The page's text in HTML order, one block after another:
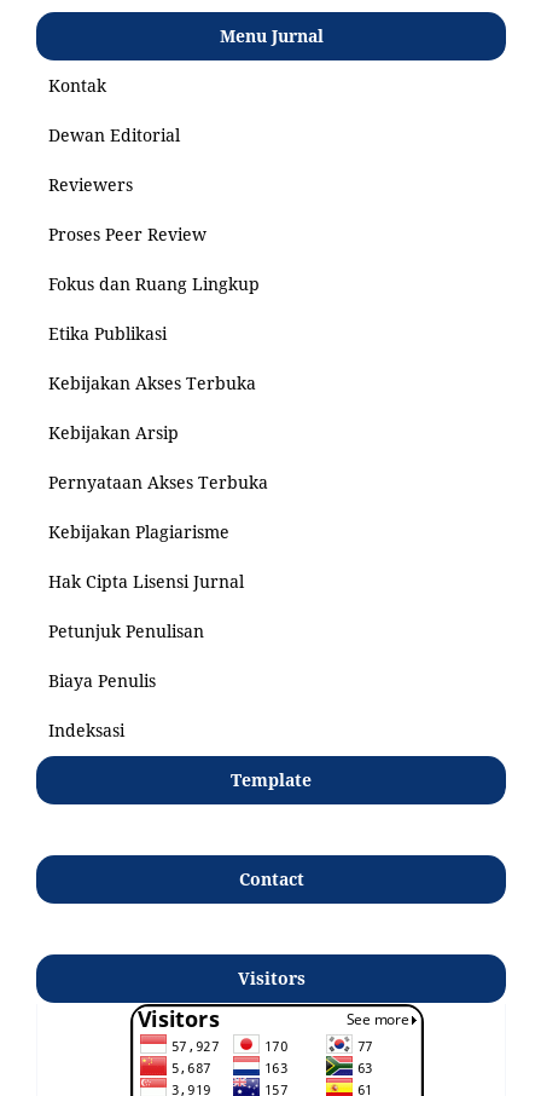
Menu Jurnal
Kontak
Dewan Editorial
Reviewers
Proses Peer Review
Fokus dan Ruang Lingkup
Etika Publikasi
Kebijakan Akses Terbuka
Kebijakan Arsip
Pernyataan Akses Terbuka
Kebijakan Plagiarisme
Hak Cipta Lisensi Jurnal
Petunjuk Penulisan
Biaya Penulis
Indeksasi
Template
Contact
Visitors